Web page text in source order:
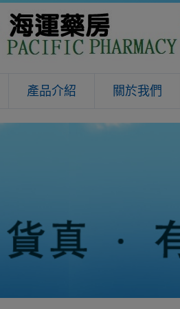
產品介紹 關於我們